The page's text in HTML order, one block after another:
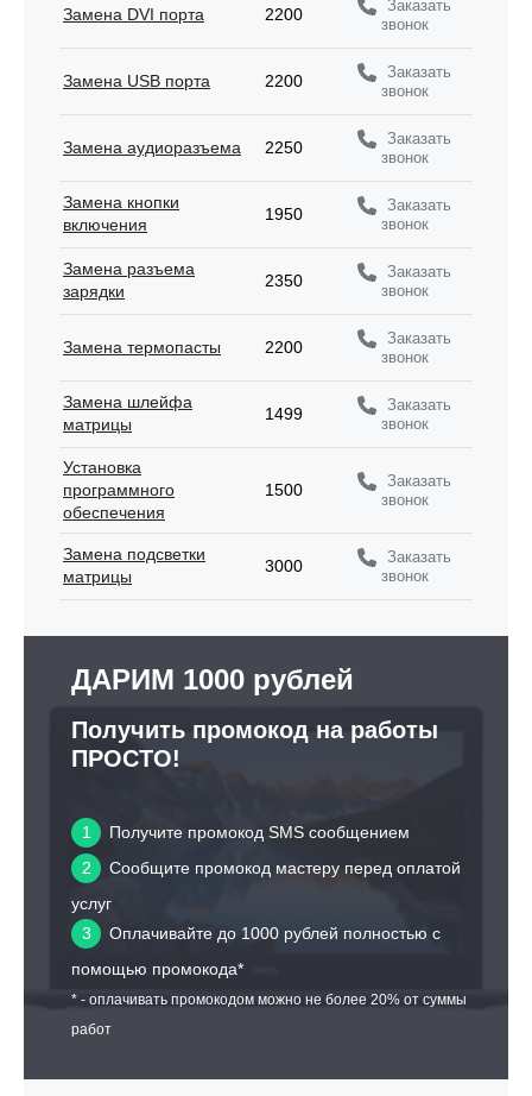
Замена DVI порта 2200
Заказать
звонок
Замена USB порта 2200
Заказать
звонок
Замена аудиоразъема 2250
Заказать
звонок
Замена кнопки
включения
1950
Заказать
звонок
Замена разъема
зарядки
2350
Заказать
звонок
Замена термопасты 2200
Заказать
звонок
Замена шлейфа
матрицы
1499
Заказать
звонок
Установка
программного
обеспечения
1500
Заказать
звонок
Замена подсветки
матрицы
3000
Заказать
звонок
ДАРИМ 1000 рублей
Получить промокод на работы
ПРОСТО!
1
Получите промокод SMS сообщением
2
Сообщите промокод мастеру перед оплатой
услуг
3
Оплачивайте до 1000 рублей полностью с
помощью промокода*
* - оплачивать промокодом можно не более 20% от суммы
работ